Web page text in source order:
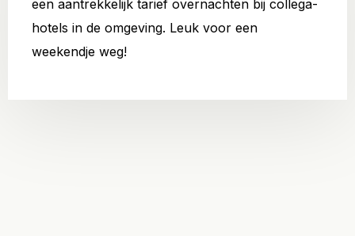
een aantrekkelijk tarief overnachten bij collega-
hotels in de omgeving. Leuk voor een
weekendje weg!